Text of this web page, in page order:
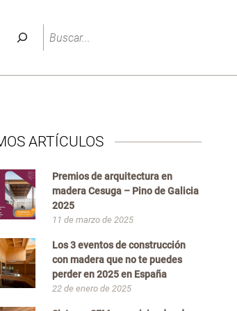
Buscar
ARTÍCULOS
Premios de arquitectura en
madera Cesuga – Pino de Galicia
2025
11 de marzo de 2025
Los 3 eventos de construcción
con madera que no te puedes
perder en 2025 en España
22 de enero de 2025